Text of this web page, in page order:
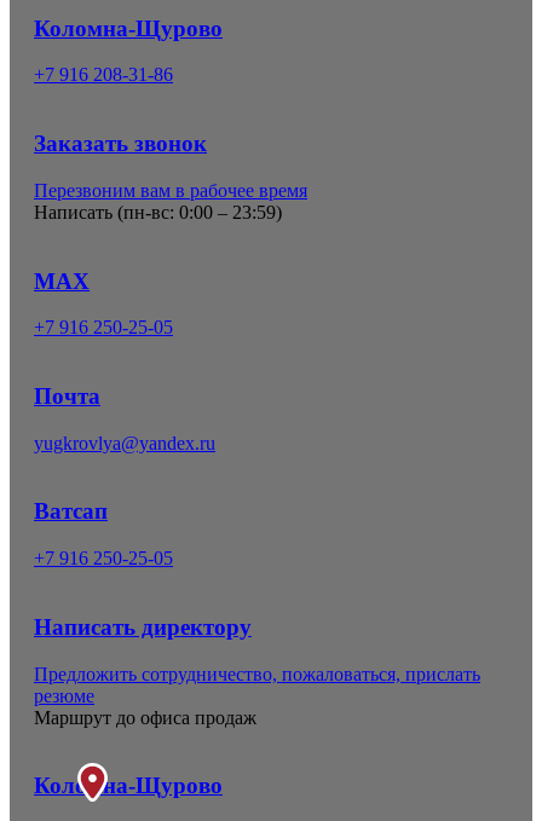
Коломна-Щурово
+7 916 208-31-86
Заказать звонок
Перезвоним вам в рабочее время
Написать (пн-вс: 0:00 – 23:59)
MAX
+7 916 250-25-05
Почта
yugkrovlya@yandex.ru
Ватсап
+7 916 250-25-05
Написать директору
Предложить сотрудничество, пожаловаться, прислать
резюме
Маршрут до офиса продаж
Коломна-Щурово